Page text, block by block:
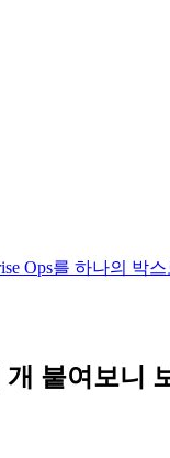
Ops를 하나의
붙여보니